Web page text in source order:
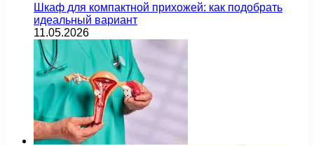
Шкаф для компактной прихожей: как подобрать
идеальный вариант
11.05.2026